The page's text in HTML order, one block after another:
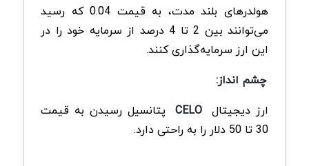
هولدرهای بلند مدت، به قیمت 0.04 که رسید
می‌توانند بین 2 تا 4 درصد از سرمایه خود را در
این ارز سرمایه‌گذاری کنند.
چشم انداز:
ارز دیجیتال CELO پتانسیل رسیدن به قیمت
30 تا 50 دلار را به راحتی دارد.